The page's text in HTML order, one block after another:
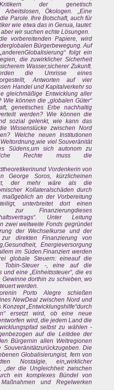
Kritikern der genetisch
Arbeitslosen, Ökologen. „Eine
Parole. Ihre Botschaft, auch für
wie etwa das in Genua, lautet:
wir suchen echte Lösungen.
vorbereitenden Papiere, wird
Bürgerbewegung. Auf
folgt ein
die zuwirklicher Sicherheit
Wasser,sicherer Zukunft.
die Umrisse eines
Antworten auf vier
Handel und Kapitalverkehr so
gleichmäßige Entwicklung aller
können die „globalen Güter“
genetisches Erbe nachhaltig
werden? Wie können die
sozial gelenkt, wie kann das
Wissenslücke zwischen Nord
Welche neuen Institutionen
viel Souveränität
Südens,um sich autonom zu
Rechte muss die
Vordenkerin von
George Soros, kürzlicheinen
der mehr wäre als die
Kollateralschäden durch
maßgeblich an der Vorbereitung
unterbreitet dort einen
zur Finanzierungdieses
Unter Leitung
zwei weltweite Fonds gegründet
der Wechselkurse und der
zur direkten Finanzierung von
Energieversorgung
im Süden.Finanziert werden
globale Steuern: eineauf die
Tobin-Steuer -, eine auf die
und eine „Einheitssteuer“, die es
dorthin zu schieben, wo
werden.
Porto Alegre schießen
NewDeal zwischen Nord und
„Entwicklungshilfe“durch
ersetzt wird, ob eine neue
wird, die jedem Land die
selbst zu wählen -
auf die Leitidee der
Bürgernin allen Weltregionen
Die
Globalisierungist, fern von
Nostalgie, ein„wirklicher
„der die Ungleichheit zwischen
ein komplexes Bündel von
Maßnahmen und Regelwerken